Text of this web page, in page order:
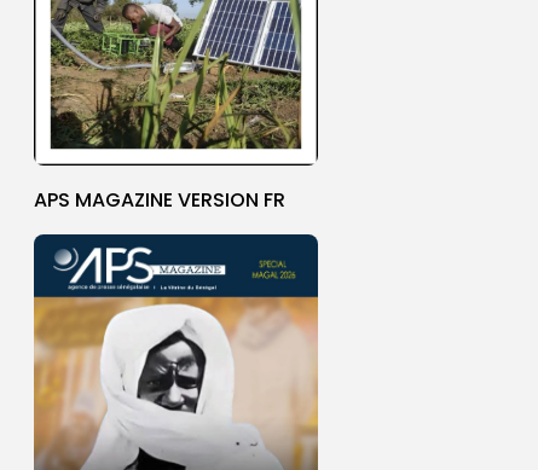
APS MAGAZINE VERSION FR